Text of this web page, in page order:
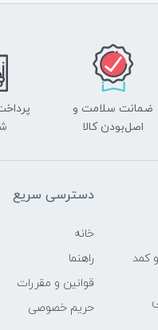
ضمانت سلامت و
اصل‌بودن کالا
کمد
دسترسی سریع
خانه
راهنما
قوانین و مقررات
حریم خصوصی